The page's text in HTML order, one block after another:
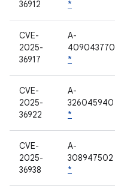
36912
*
CVE-
2025-
36917
A-
409043770
*
CVE-
2025-
36922
A-
326045940
*
CVE-
2025-
36938
A-
308947502
*